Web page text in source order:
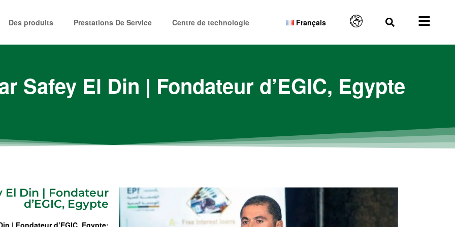
Des produits Prestations De Service Centre de technologie Français
Safey El Din | Fondateur d’EGIC, Egypte
El Din | Fondateur
d’EGIC, Egypte